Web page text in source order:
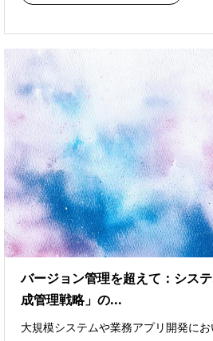
バージョン管理を超えて：シス
成管理戦略」の...
大規模システムや業務アプリ開発に